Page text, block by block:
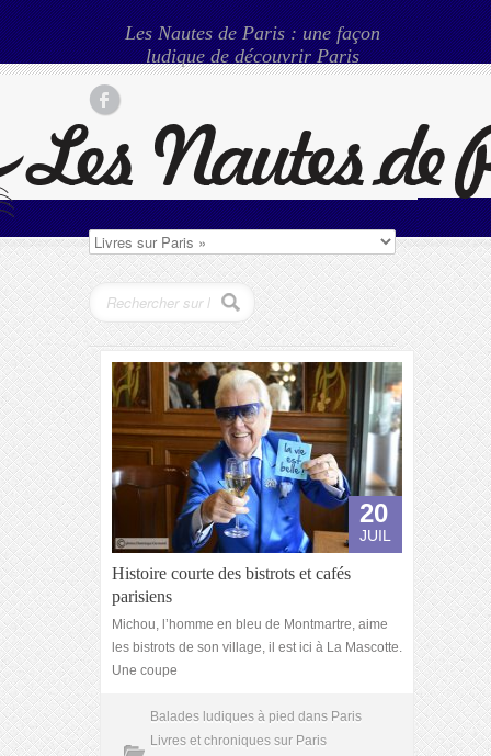
Les Nautes de Paris : une façon
ludique de découvrir Paris
20
JUIL
Histoire courte des bistrots et cafés
parisiens
Michou, l’homme en bleu de Montmartre, aime
les bistrots de son village, il est ici à La Mascotte.
Une coupe
Balades ludiques à pied dans Paris
Livres et chroniques sur Paris